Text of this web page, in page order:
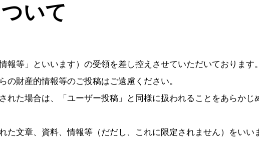
いて
報等」といいます）の受領を差し控えさせていただいておりま
財産的情報等のご投稿はご遠慮ください。
た場合は、「ユーザー投稿」と同様に扱われることをあらかじ
た文章、資料、情報等（だだし、これに限定されません）をい